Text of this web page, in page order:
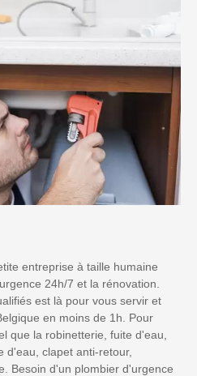
entreprise à taille humaine
24h/7 et la rénovation.
est là pour vous servir et
en moins de 1h. Pour
que la robinetterie, fuite d'eau,
d'eau, clapet anti-retour,
Besoin d'un plombier d'urgence